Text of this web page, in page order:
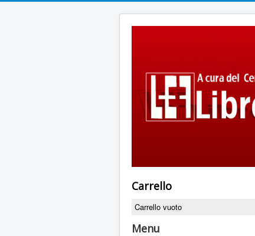
Carrello
Carrello vuoto
Menu